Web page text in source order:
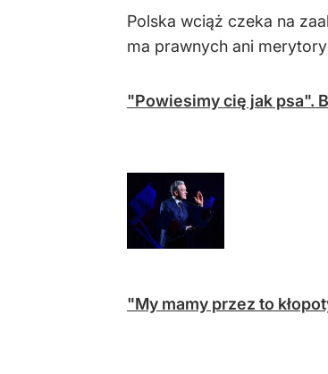
Polska wciąż czeka na
ma prawnych ani
"Powiesimy cię jak psa".
"My mamy przez to